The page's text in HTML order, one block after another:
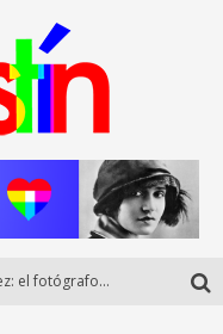
Arturo Bermúdez: el fotógrafo mexicano que brilló en los Premios HUAWEI XMAGE 2025